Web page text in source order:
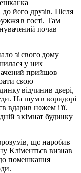
його друзів. Після
в гості. Там
почав
зі свого дому
у них
прийшов
свою
відчинив двері,
На шум в коридорі
вдарив ножем і її.
з кімнат будинку
що наробив
Кліментьєв визнав
помешкання